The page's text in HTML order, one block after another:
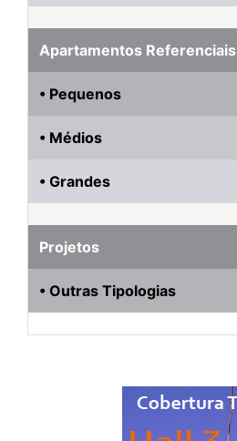
Apartamentos Referenciais
• Pequenos
• Médios
• Grandes
Projetos
• Outras Tipologias